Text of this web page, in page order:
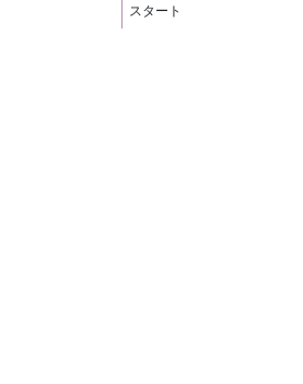
スタート